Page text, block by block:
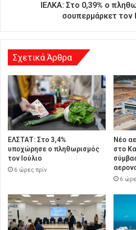
σ
ΙΕΛΚΑ: Στο 0,39% ο
σουπερμάρκετ τον
Σχετικά Άρθρα
ΕΛΣΤΑΤ: Στο 3,4%
υποχώρησε ο πληθωρισμός
τον Ιούλιο
6 ώρες πρίν
Νέο
στο
6